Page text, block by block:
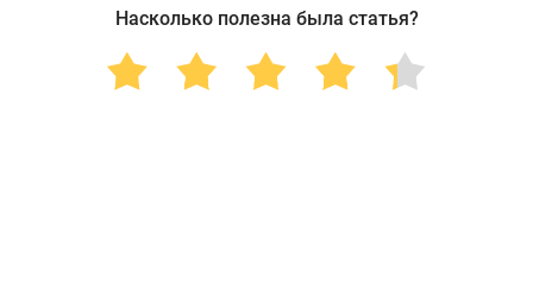
Насколько полезна была статья?